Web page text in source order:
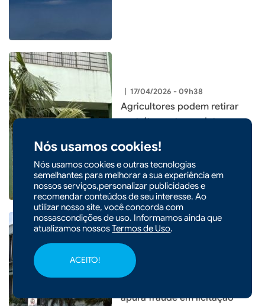
Nós usamos cookies!
Nós usamos cookies e outras tecnologias
semelhantes para melhorar a sua experiência em
nossos serviços,personalizar publicidades e
recomendar conteúdos de seu interesse. Ao
utilizar nosso site, você concorda com
nossascondições de uso. Informamos ainda que
atualizamos nossosTermos de Uso.
ACEITO!
| 17/04/2026 - 09h38
Agricultores podem retirar
gratuitamente produto
mosquito borrachudo em
Xaxim
CIDADES
Xaxim: GAECO deflagra a
apura fraude em licitação